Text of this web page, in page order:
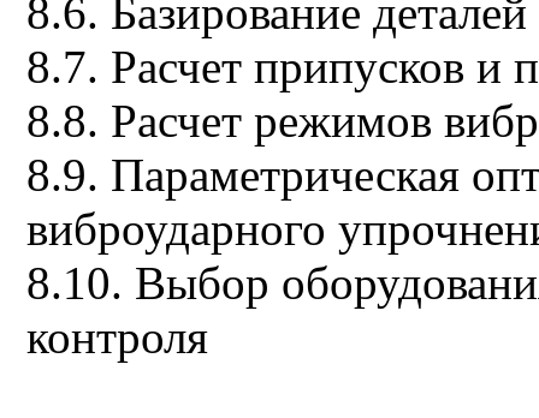
8.6. Базирование деталей
8.7. Расчет припусков и
8.8. Расчет режимов
8.9. Параметрическая
виброударного
8.10. Выбор
контроля